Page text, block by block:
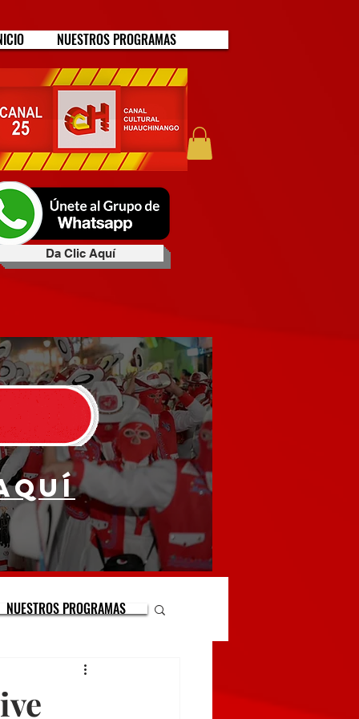
NUESTROS PROGRAMAS
Da Clic Aquí
NUESTROS PROGRAMAS